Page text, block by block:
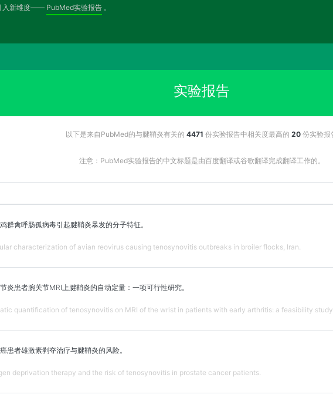
入新维度—— PubMed实验报告 。
实验报告
以下是来自PubMed的与腱鞘炎有关的 4471 份实验报告中相关度最高的 20 份实验报
注意：PubMed实验报告的中文标题是由百度翻译或谷歌翻译完成翻译工作的。
群禽呼肠孤病毒引起腱鞘炎暴发的分子特征。
characterization of avian reovirus causing tenosynovitis outbreaks in broiler flocks, Iran.
炎患者腕关节MRI上腱鞘炎的自动定量：一项可行性研究。
quantification of tenosynovitis on MRI of the wrist in patients with early arthritis: a feasibility
患者雄激素剥夺治疗与腱鞘炎的风险。
deprivation therapy and the risk of tenosynovitis in prostate cancer patients.